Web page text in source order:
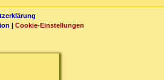
| Cookie-Einstellungen